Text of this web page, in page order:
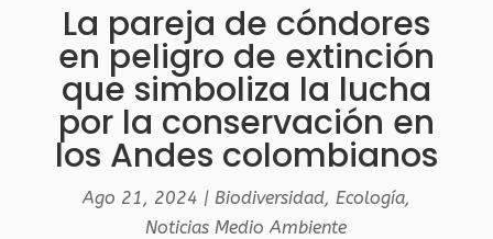
La pareja de cóndores
en peligro de extinción
que simboliza la lucha
por la conservación en
los Andes colombianos
Ago 21, 2024 | Biodiversidad, Ecología,
Noticias Medio Ambiente